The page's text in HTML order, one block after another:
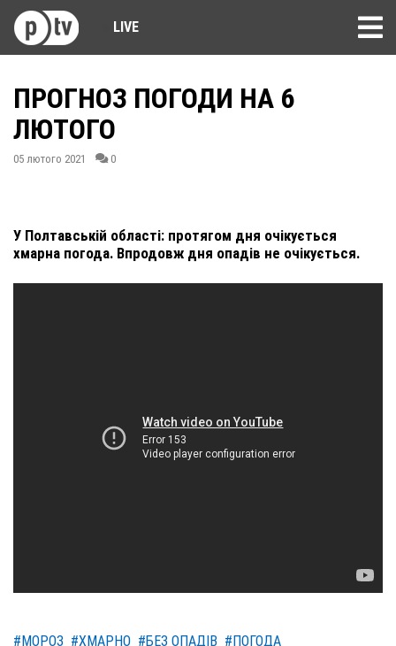
LIVE
ПРОГНОЗ ПОГОДИ НА 6
ЛЮТОГО
05 лютого 2021 0
У Полтавській області: протягом дня очікується
хмарна погода. Впродовж дня опадів не очікується.
#МОРОЗ #ХМАРНО #БЕЗ ОПАДІВ #ПОГОДА